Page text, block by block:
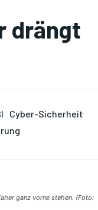
drängt
Cyber-Sicherheit
ganz vorne stehen. (Foto: